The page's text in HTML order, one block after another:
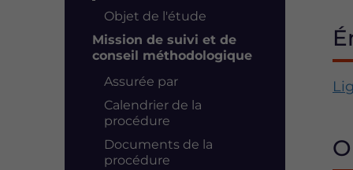
Objet de l'étude
Mission de suivi et de
conseil méthodologique
Assurée par
Calendrier de la
procédure
Documents de la
procédure